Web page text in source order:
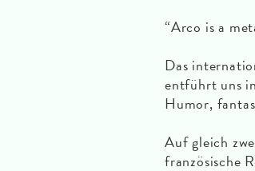
“Arco is a
Das
entführt uns
Humor,
Auf gleich
französische